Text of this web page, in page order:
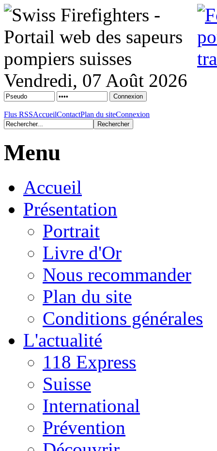
Vendredi, 07 Août 2026
Flus RSSAccueilContactPlan du siteConnexion
Menu
Accueil
Présentation
Portrait
Livre d'Or
Nous recommander
Plan du site
Conditions générales
L'actualité
118 Express
Suisse
International
Prévention